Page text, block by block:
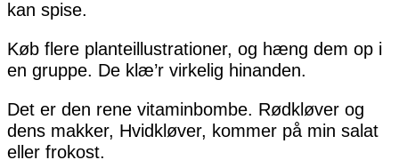
kan spise.
Køb flere planteillustrationer, og hæng dem op i
en gruppe. De klæ’r virkelig hinanden.
Det er den rene vitaminbombe. Rødkløver og
dens makker, Hvidkløver, kommer på min salat
eller frokost.